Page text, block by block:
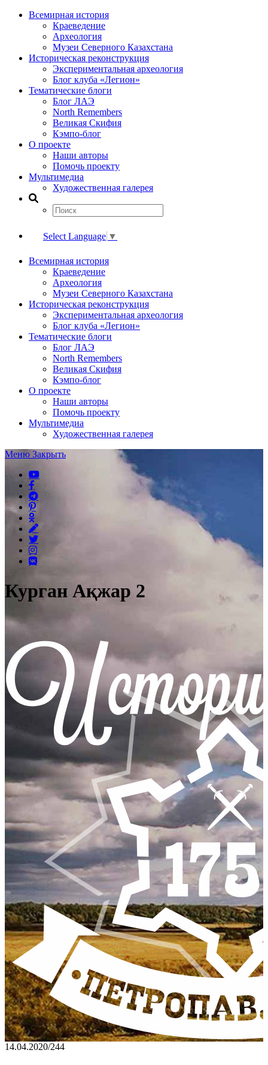
Всемирная история
Краеведение
Археология
Музеи Северного Казахстана
Историческая реконструкция
Экспериментальная археология
Блог клуба «Легион»
Тематические блоги
Блог ЛАЭ
North Remembers
Великая Скифия
Кэмпо-блог
О проекте
Наши авторы
Помочь проекту
Мультимедиа
Художественная галерея
Select Language ▼
Всемирная история
Краеведение
Археология
Музеи Северного Казахстана
Историческая реконструкция
Экспериментальная археология
Блог клуба «Легион»
Тематические блоги
Блог ЛАЭ
North Remembers
Великая Скифия
Кэмпо-блог
О проекте
Наши авторы
Помочь проекту
Мультимедиа
Художественная галерея
Меню Закрыть
Курган Ақжар 2
14.04.2020/244